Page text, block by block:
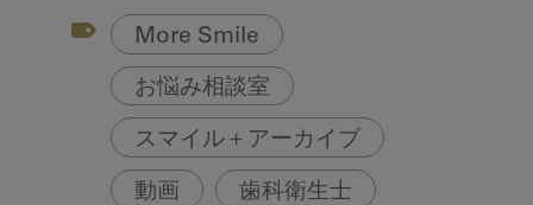
More Smile
お悩み相談室
スマイル＋アーカイブ
動画 歯科衛生士